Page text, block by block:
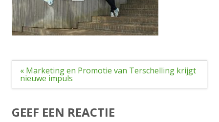
Bericht
navigatie
« Marketing en Promotie van Terschelling krijgt
nieuwe impuls
GEEF EEN REACTIE